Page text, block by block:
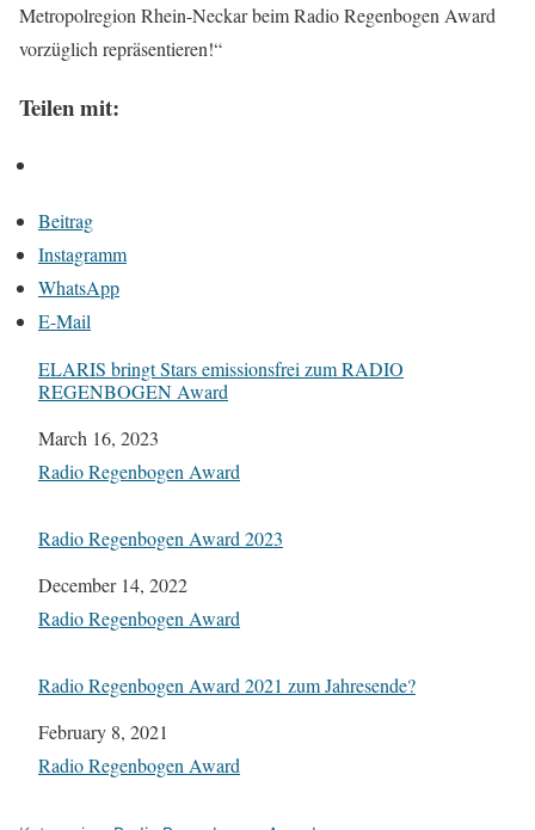
Metropolregion Rhein-Neckar beim Radio Regenbogen Award
vorzüglich repräsentieren!“
Teilen mit:
Beitrag
Instagramm
WhatsApp
E-Mail
ELARIS bringt Stars emissionsfrei zum RADIO
REGENBOGEN Award
Datum
March 16, 2023
In Bezug auf
Radio Regenbogen Award
Radio Regenbogen Award 2023
Datum
December 14, 2022
In Bezug auf
Radio Regenbogen Award
Radio Regenbogen Award 2021 zum Jahresende?
Datum
February 8, 2021
In Bezug auf
Radio Regenbogen Award